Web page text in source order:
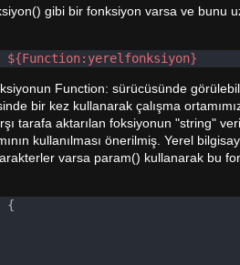
gibi bir fonksiyon varsa ve bunu
${Function:yerelfonksiyon}
Function: sürücüsünde
bir kez kullanarak çalışma
aktarılan foksiyonun "string" veri
kullanılması önerilmiş. Yerel
varsa param() kullanarak bu
{